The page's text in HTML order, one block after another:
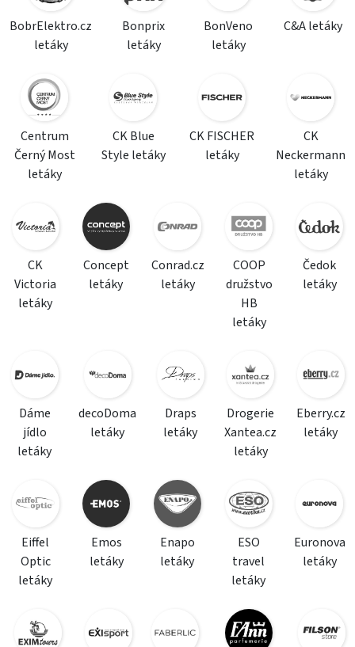
BobrElektro.cz
letáky
Bonprix
letáky
BonVeno
letáky
C&A letáky
Centrum
Černý Most
letáky
CK Blue
Style letáky
CK FISCHER
letáky
CK
Neckermann
letáky
CK
Victoria
letáky
Concept
letáky
Conrad.cz
letáky
COOP
družstvo
HB
letáky
Čedok
letáky
Dáme
jídlo
letáky
decoDoma
letáky
Draps
letáky
Drogerie
Xantea.cz
letáky
Eberry.cz
letáky
Eiffel
Optic
letáky
Emos
letáky
Enapo
letáky
ESO
travel
letáky
Euronova
letáky